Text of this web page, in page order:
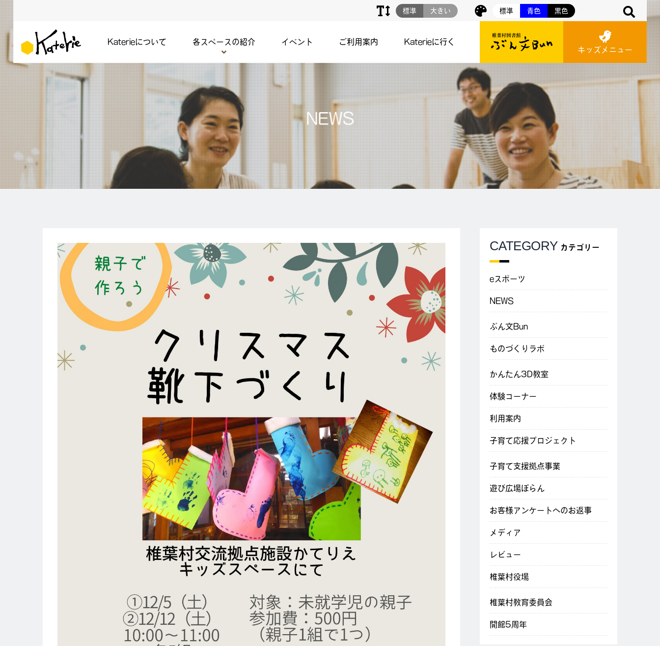
標準 青色 黒色
標準 大きい
Katerieについて 各スペースの紹介 イベント ご利用案内
Katerieに行く
キッズメニュー
NEWS
CATEGORY カテゴリー
eスポーツ
NEWS
ぶん文Bun
ものづくりラボ
かんたん3D教室
体験コーナー
利用案内
子育て応援プロジェクト
子育て支援拠点事業
遊び広場ぽらん
お客様アンケートへのお返事
メディア
レビュー
椎葉村役場
椎葉村教育委員会
開館5周年